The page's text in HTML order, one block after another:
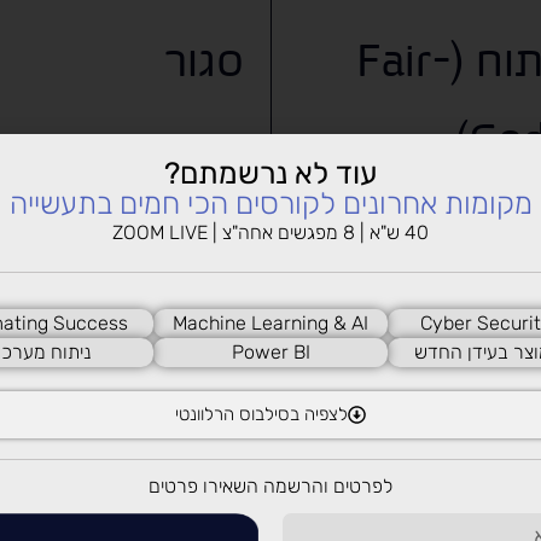
פתוח (Fair-
סגור
מלאה (Self-
אין
/ חינמית גבוהה
עוד לא נרשמתם?
מקומות אחרונים לקורסים הכי חמים בתעשייה
40 ש"א | 8 מפגשים אחה"צ | ZOOM LIVE
Cyber
Machine Learning & AI
Success
בעידן החדש
Power BI ניתוח
לצפיה בסילבוס הרלוונטי
לפרטים והרשמה השאירו פרטים